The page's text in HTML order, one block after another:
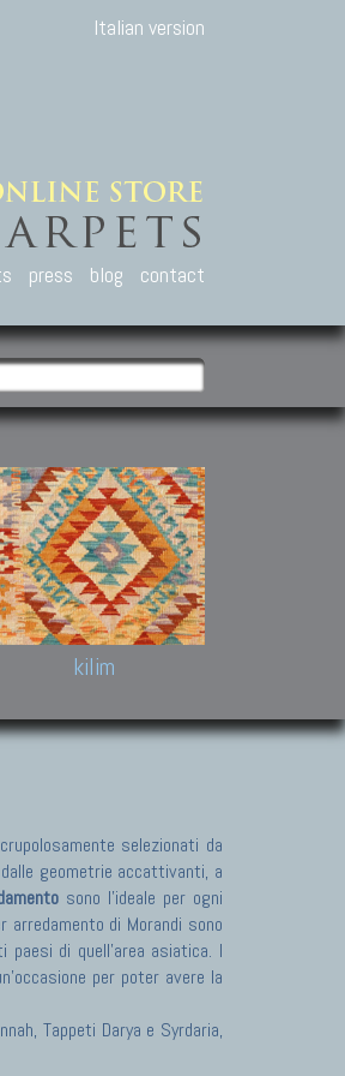
Italian version
press blog contact
Carpets
Anatolian carpets.
and new Turkish rugs.
Chinese carpets.
Khotan, Bukhara
antique rugs
kilim
selezionati da
geometrie accattivanti, a
sono l'ideale per ogni
di Morandi sono
di quell'area asiatica. I
per poter avere la
Tappeti Darya e Syrdaria,